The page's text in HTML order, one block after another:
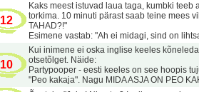
12
Kaks meest istuvad laua taga, kumbki
torkima. 10 minuti pärast saab teine mees
TAHAD?!"
Esimene vastab: "Ah ei midagi, sind on
10
Kui inimene ei oska inglise keeles
otsetõlget. Näide:
Partypooper - eesti keeles on see hoopis
"Peo kakaja". Nagu MIDA ASJA ON PEO